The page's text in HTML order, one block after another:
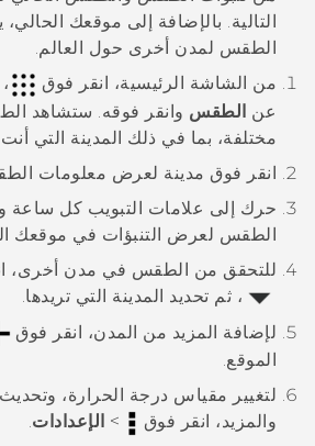
الدعم
أجهزة HTC والملحقات
التالية. بالإضافة إلى موقعك
الطقس لمدن أخرى حول العالم.
من الشاشة
الرئيسية، انقر فوق
عن الطقس وانقر فوقه. ستشاهد
مختلفة، بما في ذلك المدينة التي أنت
انقر فوق مدينة لعرض معلومات
حرك إلى علامات التبويب كل ساعة و
الطقس لعرض التنبؤات في موقعك
للتحقق من الطقس في مدن أخرى،
، ثم تحديد المدينة التي تريدها.
لإضافة المزيد من المدن، انقر فوق
الموقع.
لتغيير مقياس درجة الحرارة،
والمزيد، انقر فوق
> الإعدادات.